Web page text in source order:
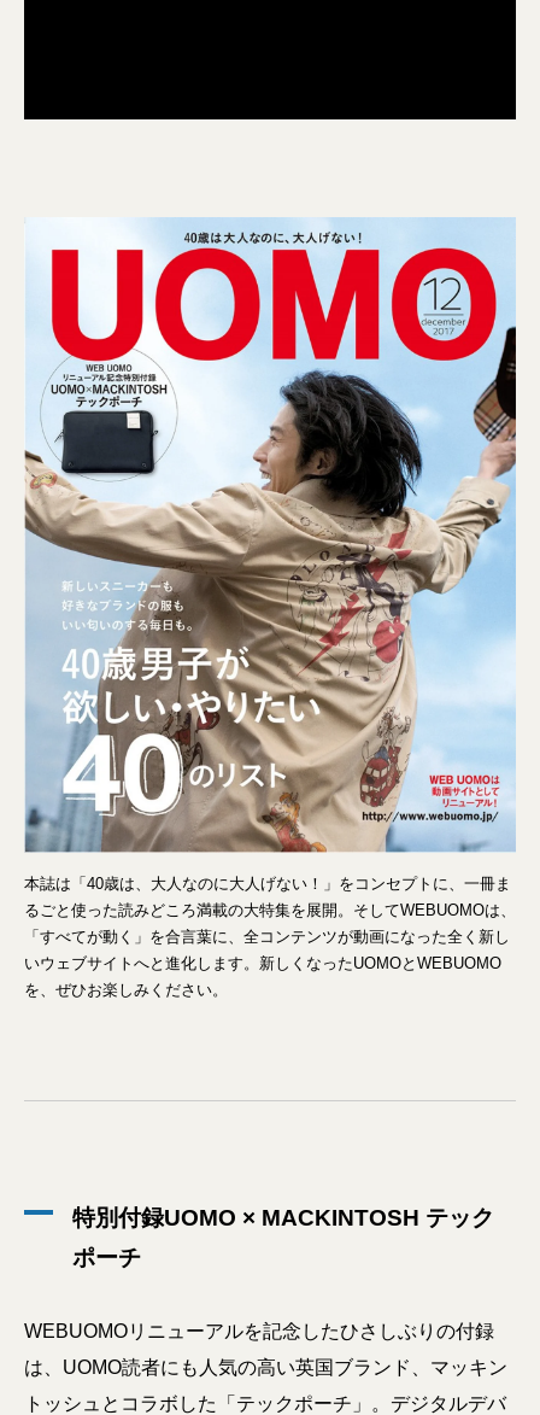
本誌は「40歳は、大人なのに大人げない！」をコンセプトに、一冊ま
るごと使った読みどころ満載の大特集を展開。そしてWEBUOMOは、
「すべてが動く」を合言葉に、全コンテンツが動画になった全く新し
いウェブサイトへと進化します。新しくなったUOMOとWEBUOMO
を、ぜひお楽しみください。
特別付録UOMO × MACKINTOSH テック
ポーチ
WEBUOMOリニューアルを記念したひさしぶりの付録
は、UOMO読者にも人気の高い英国ブランド、マッキン
トッシュとコラボした「テックポーチ」。デジタルデバ